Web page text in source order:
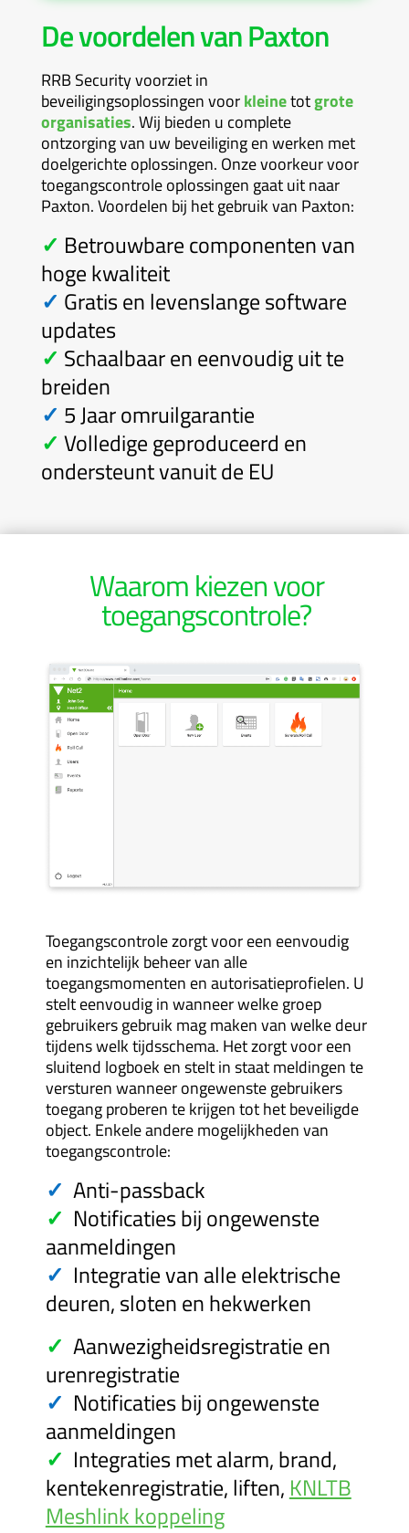
De voordelen van Paxton
RRB Security voorziet in
beveiligingsoplossingen voorkleinetotgrote
organisaties. Wij bieden u complete
ontzorging van uw beveiliging en werken met
doelgerichte oplossingen. Onze voorkeur voor
toegangscontrole oplossingen gaat uit naar
Paxton. Voordelen bij het gebruik van Paxton:
✓ Betrouwbare componenten van
hoge kwaliteit
✓ Gratis en levenslange software
updates
✓ Schaalbaar en eenvoudig uit te
breiden
✓ 5 Jaar omruilgarantie
✓ Volledige geproduceerd en
ondersteunt vanuit de EU
Waarom kiezen voor
toegangscontrole?
Toegangscontrole zorgt voor een eenvoudig
en inzichtelijk beheer van alle
toegangsmomenten en autorisatieprofielen. U
stelt eenvoudig in wanneer welke groep
gebruikers gebruik mag maken van welke deur
tijdens welk tijdsschema. Het zorgt voor een
sluitend logboek en stelt in staat meldingen te
versturen wanneer ongewenste gebruikers
toegang proberen te krijgen tot het beveiligde
object. Enkele andere mogelijkheden van
toegangscontrole:
✓ Anti-passback
✓ Notificaties bij ongewenste
aanmeldingen
✓ Integratie van alle elektrische
deuren, sloten en hekwerken
✓ Aanwezigheidsregistratie en
urenregistratie
✓ Notificaties bij ongewenste
aanmeldingen
✓ Integraties met alarm, brand,
kentekenregistratie, liften, KNLTB
Meshlink koppeling